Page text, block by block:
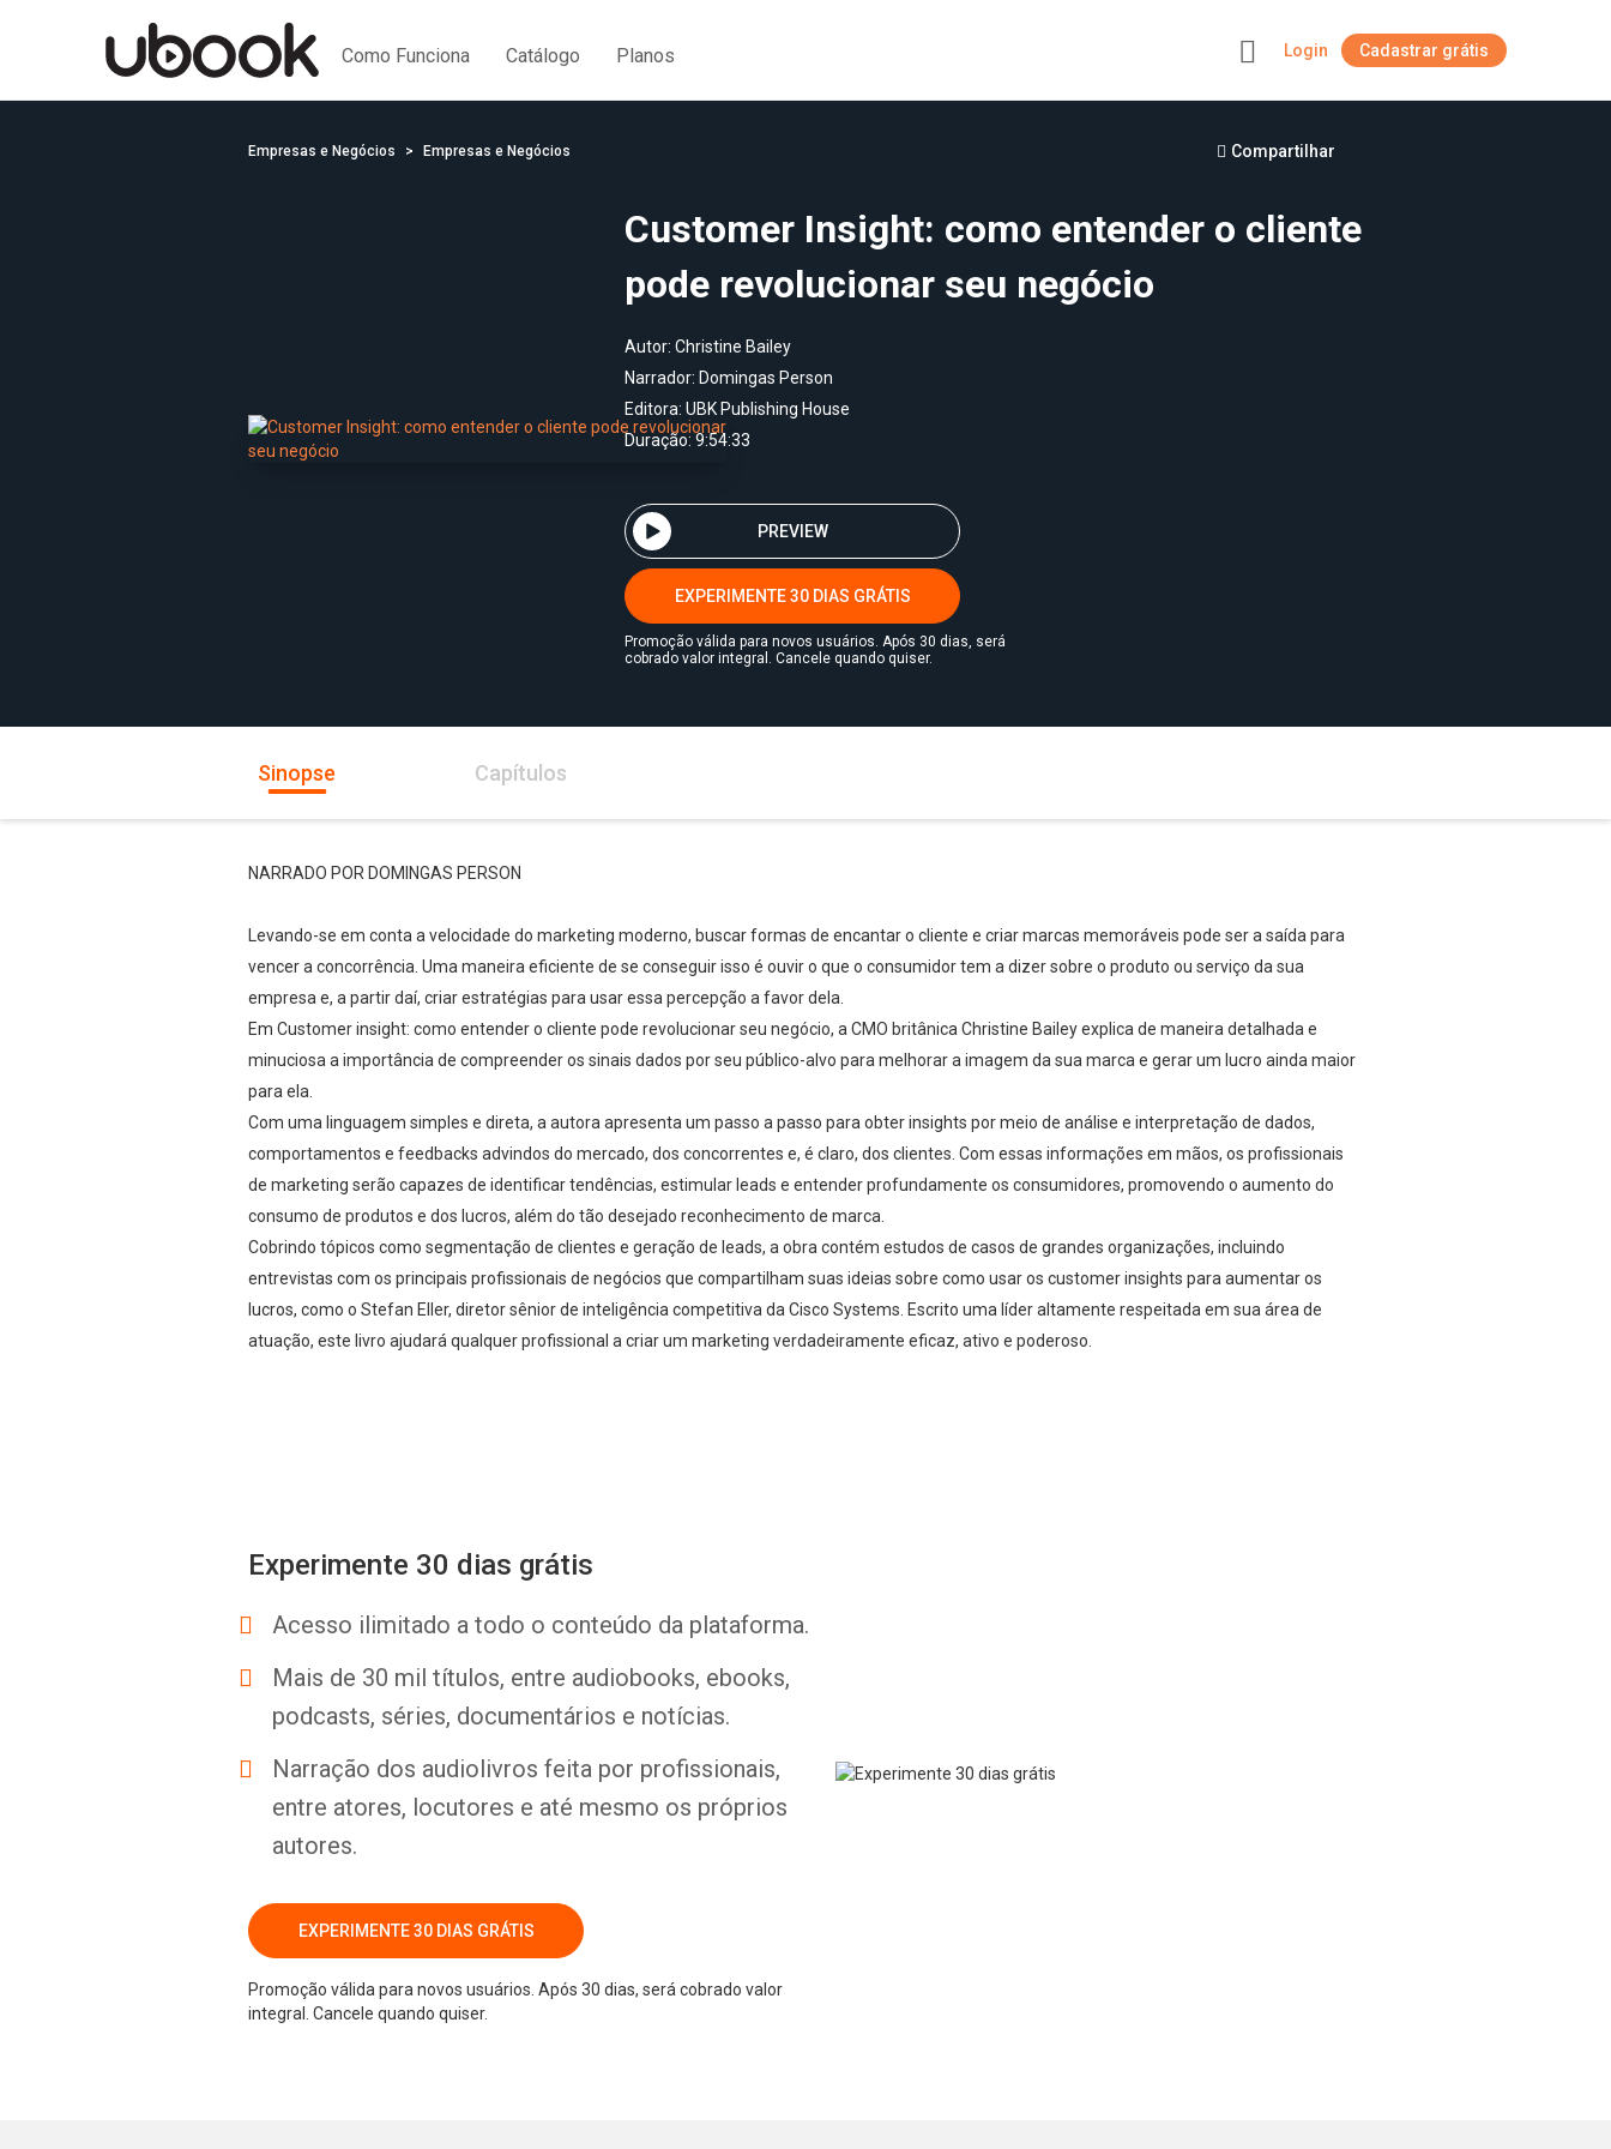
Como Funciona Catálogo Planos Login Cadastrar grátis
Empresas e Negócios Empresas e Negócios Compartilhar
Customer Insight: como entender o cliente
pode revolucionar seu negócio
Autor: Christine Bailey
Narrador: Domingas Person
Editora: UBK Publishing House
Duração: 9:54:33
PREVIEW
EXPERIMENTE 30 DIAS GRÁTIS
Promoção válida para novos usuários. Após 30 dias, será
cobrado valor integral. Cancele quando quiser.
Sinopse Capítulos
NARRADO POR DOMINGAS PERSON
Levando-se em conta a velocidade do marketing moderno, buscar formas de encantar o cliente e criar marcas memoráveis pode ser a saída para
vencer a concorrência. Uma maneira eficiente de se conseguir isso é ouvir o que o consumidor tem a dizer sobre o produto ou serviço da sua
empresa e, a partir daí, criar estratégias para usar essa percepção a favor dela.
Em Customer insight: como entender o cliente pode revolucionar seu negócio, a CMO britânica Christine Bailey explica de maneira detalhada e
minuciosa a importância de compreender os sinais dados por seu público-alvo para melhorar a imagem da sua marca e gerar um lucro ainda maior
para ela.
Com uma linguagem simples e direta, a autora apresenta um passo a passo para obter insights por meio de análise e interpretação de dados,
comportamentos e feedbacks advindos do mercado, dos concorrentes e, é claro, dos clientes. Com essas informações em mãos, os profissionais
de marketing serão capazes de identificar tendências, estimular leads e entender profundamente os consumidores, promovendo o aumento do
consumo de produtos e dos lucros, além do tão desejado reconhecimento de marca.
Cobrindo tópicos como segmentação de clientes e geração de leads, a obra contém estudos de casos de grandes organizações, incluindo
entrevistas com os principais profissionais de negócios que compartilham suas ideias sobre como usar os customer insights para aumentar os
lucros, como o Stefan Eller, diretor sênior de inteligência competitiva da Cisco Systems. Escrito uma líder altamente respeitada em sua área de
atuação, este livro ajudará qualquer profissional a criar um marketing verdadeiramente eficaz, ativo e poderoso.
Experimente 30 dias grátis
Acesso ilimitado a todo o conteúdo da plataforma.
Mais de 30 mil títulos, entre audiobooks, ebooks,
podcasts, séries, documentários e notícias.
Narração dos audiolivros feita por profissionais,
entre atores, locutores e até mesmo os próprios
autores.
EXPERIMENTE 30 DIAS GRÁTIS
Promoção válida para novos usuários. Após 30 dias, será cobrado valor
integral. Cancele quando quiser.